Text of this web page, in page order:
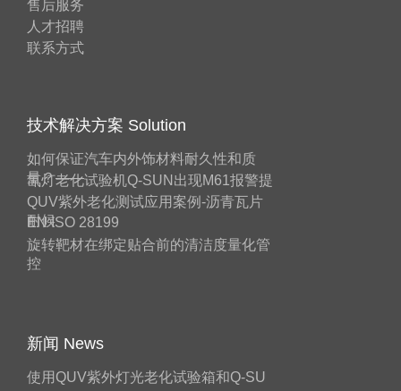
售后服务
人才招聘
联系方式
技术解决方案 Solution
如何保证汽车内外饰材料耐久性和质
量？——
氙灯老化试验机Q-SUN出现M61报警提
QUV紫外老化测试应用案例-沥青瓦片
耐候
EN ISO 28199
旋转靶材在绑定贴合前的清洁度量化管
控
新闻 News
使用QUV紫外灯光老化试验箱和Q-SU